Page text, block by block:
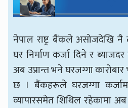
नेपाल राष्ट्र बैंकले असोजदेखि
घर निर्माण कर्जा दिने र
अब उप्रान्त भने घरजग्गा
छ । बैंकहरूले घरजग्गा
व्यापारसमेत शिथिल रहेकामा